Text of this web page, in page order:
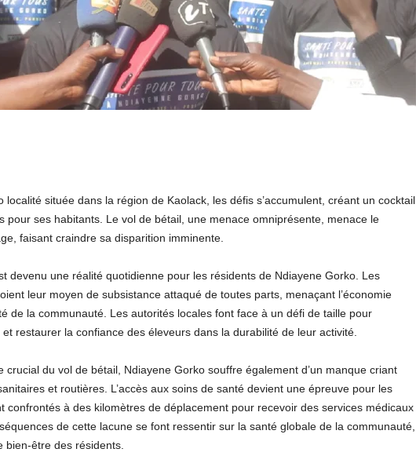
localité située dans la région de Kaolack, les défis s’accumulent, créant un cocktail
pour ses habitants. Le vol de bétail, une menace omniprésente, menace le
faisant craindre sa disparition imminente.
devenu une réalité quotidienne pour les résidents de Ndiayene Gorko. Les
leur moyen de subsistance attaqué de toutes parts, menaçant l’économie
de la communauté. Les autorités locales font face à un défi de taille pour
restaurer la confiance des éleveurs dans la durabilité de leur activité.
crucial du vol de bétail, Ndiayene Gorko souffre également d’un manque criant
et routières. L’accès aux soins de santé devient une épreuve pour les
confrontés à des kilomètres de déplacement pour recevoir des services médicaux
de cette lacune se font ressentir sur la santé globale de la communauté,
bien-être des résidents.